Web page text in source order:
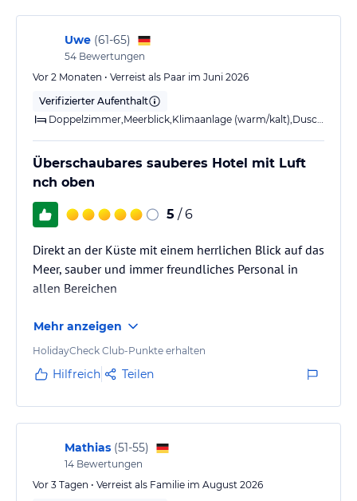
Für unseren Urlaub war das Hotel super.
Uwe (61-65)
54 Bewertungen
Vor 2 Monaten • Verreist als Paar im Juni 2026
Verifizierter Aufenthalt
Überschaubares sauberes Hotel mit Luft
nch oben
5 / 6
Direkt an der Küste mit einem herrlichen Blick auf das
Meer, sauber und immer freundliches Personal in
allen Bereichen
Mehr anzeigen
HolidayCheck Club-Punkte erhalten
Hilfreich Teilen
Mathias (51-55)
14 Bewertungen
Vor 3 Tagen • Verreist als Familie im August 2026